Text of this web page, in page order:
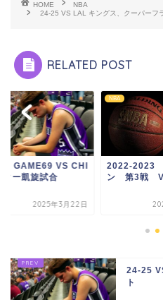
HOME
NBA
24-25 VS LAL キングス、クーパーフ
RELATED POST
GAME69 VS CHI
ター凱旋試合
2025年3月22日
NBA
2022-2023
ン 第3戦
24-25
ト